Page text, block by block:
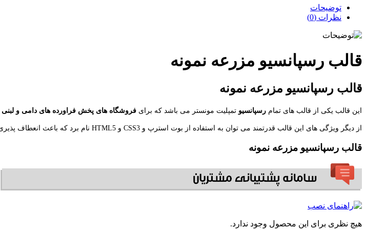
توضیحات
نظرات (0)
قالب رسپانسیو مزرعه نمونه
قالب رسپانسیو مزرعه نمونه
این قالب یکی از قالب های تمام رسپانسیو تمپلیت مونستر می باشد که برای فروشگاه های پخش فراورده های دامی و لبنی
از دیگر ویژگی های این قالب قدرتمند می توان به استفاده از بوت استرپ و CSS3 و HTML5 نام برد که باعث انعطاف پذیری و زیبایی فوق العاده آن شده است.
قالب رسپانسیو مزرعه نمونه
هیچ نظری برای این محصول وجود ندارد.